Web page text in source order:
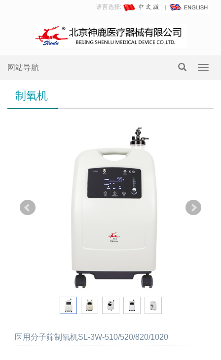
语言选择:
网站导航
制氧机
医用分子筛制氧机SL-3W-510/520/820/1020